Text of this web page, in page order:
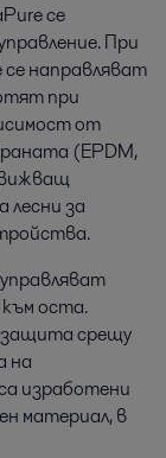
се
При
направляват
при
от
(EPDM,
лесни за
оста.
срещу
на
изработени
материал, в